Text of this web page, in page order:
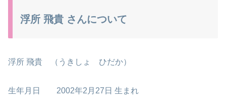
浮所 飛貴 さんについて
浮所 飛貴 （うきしょ ひだか）
生年月日 2002年2月27日 生まれ